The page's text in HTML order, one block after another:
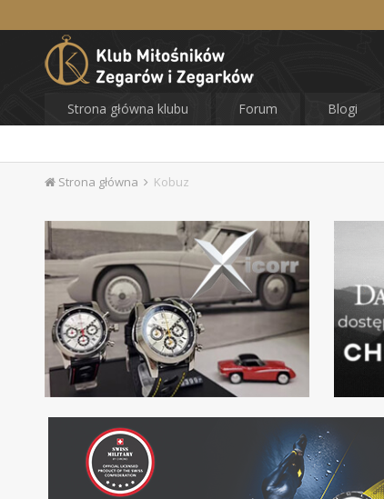
Strona główna klubu Forum Blogi
Strona główna Kobuz